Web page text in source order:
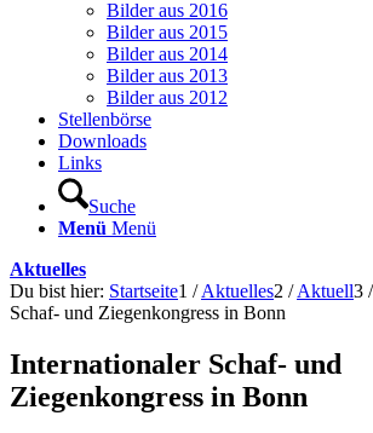
Bilder aus 2016
Bilder aus 2015
Bilder aus 2014
Bilder aus 2013
Bilder aus 2012
Stellenbörse
Downloads
Links
Suche
Menü Menü
Aktuelles
Du bist hier: Startseite1 / Aktuelles2 / Aktuell3 /
Schaf- und Ziegenkongress in Bonn
Internationaler Schaf- und
Ziegenkongress in Bonn